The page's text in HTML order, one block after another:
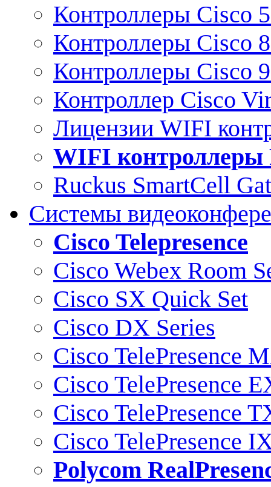
Контроллеры Cisco
Контроллеры Cisco
Контроллеры Cisco
Контроллер Cisco
Лицензии WIFI
WIFI контроллеры
Ruckus SmartCell
Системы
Cisco Telepresence
Cisco Webex Room
Cisco SX Quick Set
Cisco DX Series
Cisco TelePresence
Cisco TelePresence
Cisco TelePresence
Cisco TelePresence
Polycom